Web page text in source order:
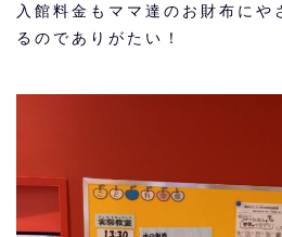
入館料金もママ達のお財布にや
るのでありがたい！